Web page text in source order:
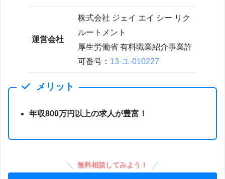
運営会社
株式会社 ジェイ エイ シー リク
ルートメント
厚生労働省 有料職業紹介事業許
可番号： 13-ユ-010227
メリット
年収800万円以上の求人が豊富！
無料相談してみよう！